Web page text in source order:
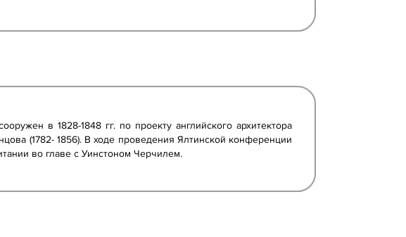
в 1828-1848 гг. по проекту английского архитектора
(1782- 1856). В ходе проведения Ялтинской конференции
во главе с Уинстоном Черчилем.